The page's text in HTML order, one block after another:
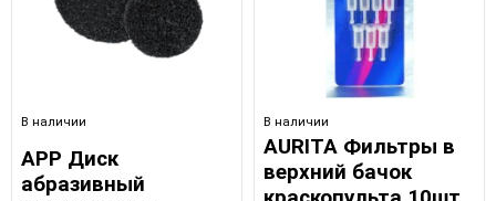
Выберите язык магазина
RU
В наличии
APP Диск
абразивный
В наличии
AURITA Фильтры в
верхний бачок